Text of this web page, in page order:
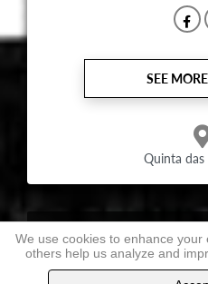
SEE
Quinta das
Terms and
TheLastSeat
We use cookies to enhance your
others help us analyze and